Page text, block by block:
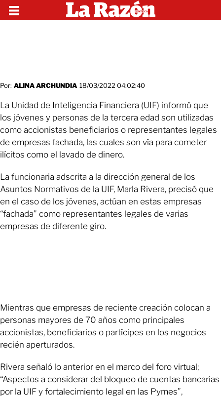
Por: ALINA ARCHUNDIA 18/03/2022 04:02:40
La Unidad de Inteligencia Financiera (UIF) informó que
los jóvenes y personas de la tercera edad son utilizadas
como accionistas beneficiarios o representantes legales
de empresas fachada, las cuales son vía para cometer
ilícitos como el lavado de dinero.
La funcionaria adscrita a la dirección general de los
Asuntos Normativos de la UIF, Marla Rivera, precisó que
en el caso de los jóvenes, actúan en estas empresas
“fachada” como representantes legales de varias
empresas de diferente giro.
Mientras que empresas de reciente creación colocan a
personas mayores de 70 años como principales
accionistas, beneficiarios o partícipes en los negocios
recién aperturados.
Rivera señaló lo anterior en el marco del foro virtual;
“Aspectos a considerar del bloqueo de cuentas bancarias
por la UIF y fortalecimiento legal en las Pymes”,